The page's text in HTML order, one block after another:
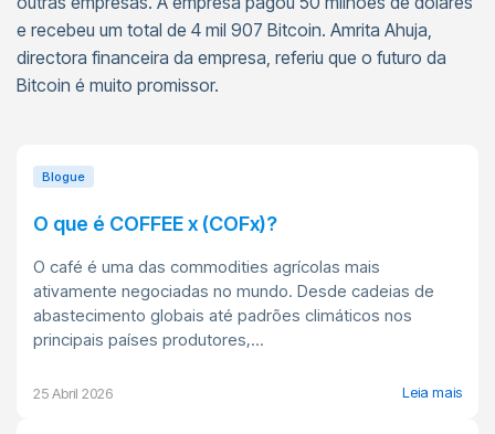
e recebeu um total de 4 mil 907 Bitcoin. Amrita Ahuja,
directora financeira da empresa, referiu que o futuro da
Bitcoin é muito promissor.
Blogue
O que é COFFEE x (COFx)?
O café é uma das commodities agrícolas mais
ativamente negociadas no mundo. Desde cadeias de
abastecimento globais até padrões climáticos nos
principais países produtores,...
25 Abril 2026 Leia mais